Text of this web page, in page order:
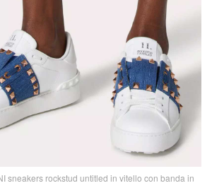
sneakers rockstud untitled in vitello con banda in